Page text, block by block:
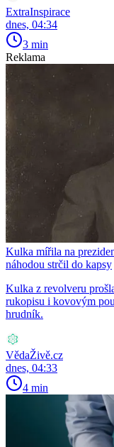
ExtraInspirace
dnes, 04:34
3 min
Reklama
Kulka mířila na
náhodou strčil do kapsy
Kulka z revolveru
rukopisu i kovovým
hrudník.
VědaŽivě.cz
dnes, 04:33
4 min